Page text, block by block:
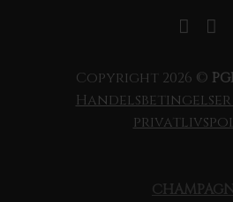
Copyright 2026 ©
Handelsbetingelser